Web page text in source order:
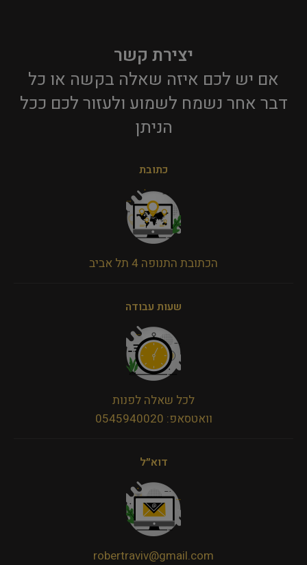
יצירת קשר
אם יש לכם איזה שאלה בקשה או כל
דבר אחר נשמח לשמוע ולעזור לכם ככל
הניתן​
כתובת
הכתובת התנופה 4 תל אביב
שעות עבודה
לכל שאלה לפנות
וואטסאפ: 0545940020
דוא״ל
robertraviv@gmail.com